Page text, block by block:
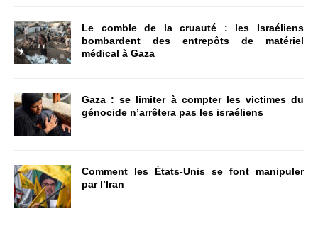
Le comble de la cruauté : les Israéliens
bombardent des entrepôts de matériel
médical à Gaza
Gaza : se limiter à compter les victimes du
génocide n’arrêtera pas les israéliens
Comment les États-Unis se font manipuler
par l’Iran